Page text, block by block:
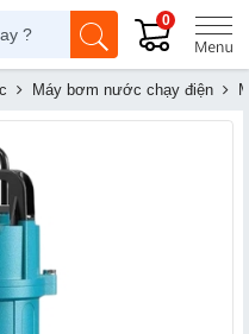
0
Máy bơm nước chạy điện